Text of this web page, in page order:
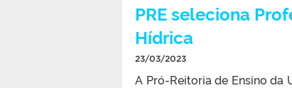
PRE seleciona
Hídrica
23/03/2023
A Pró-Reitoria de Ensino da